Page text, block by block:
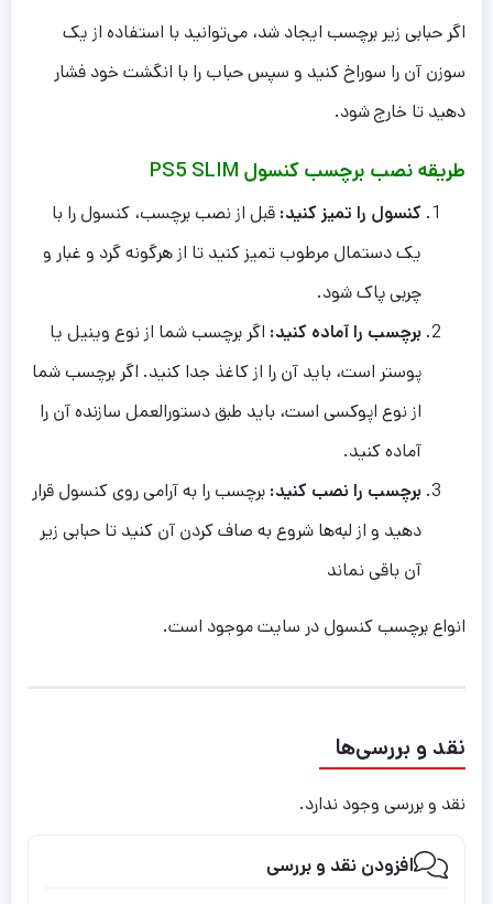
اگر حبابی زیر برچسب ایجاد شد، می‌توانید با استفاده از یک
سوزن آن را سوراخ کنید و سپس حباب را با انگشت خود فشار
دهید تا خارج شود.
طریقه نصب برچسب کنسول PS5 SLIM
کنسول را تمیز کنید: قبل از نصب برچسب، کنسول را با
یک دستمال مرطوب تمیز کنید تا از هرگونه گرد و غبار و
چربی پاک شود.
برچسب را آماده کنید: اگر برچسب شما از نوع وینیل یا
پوستر است، باید آن را از کاغذ جدا کنید. اگر برچسب شما
از نوع اپوکسی است، باید طبق دستورالعمل سازنده آن را
آماده کنید.
برچسب را نصب کنید: برچسب را به آرامی روی کنسول قرار
دهید و از لبه‌ها شروع به صاف کردن آن کنید تا حبابی زیر
آن باقی نماند
انواع برچسب کنسول در سایت موجود است.
نقد و بررسی‌ها
نقد و بررسی وجود ندارد.
افزودن نقد و بررسی